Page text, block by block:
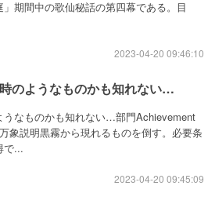
期間中の歌仙秘話の第四幕である。目
2023-04-20 09:46:10
のようなものかも知れない…
うなものかも知れない…部門Achievement
象説明黒霧から現れるものを倒す。必要条
で...
2023-04-20 09:45:09